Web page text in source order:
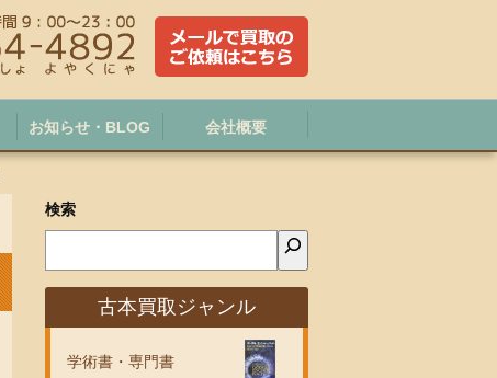
お知らせ・BLOG 会社概要
検索
古本買取ジャンル
学術書・専門書